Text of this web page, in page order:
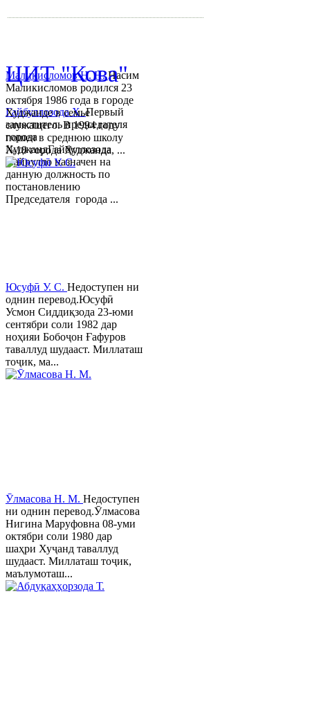
Гайбуллозода Х.Первый
заместитель председателя
города
ХуджандГайбуллозода
Хайрулло назначен на
данную должность по
постановлению
Председателя города ...
Маликисломов Н. Н.Насим
Маликисломов родился 23
октября 1986 года в городе
Худжанде в семье
служащего. В 1994 году
пошел в среднюю школу
№18 города Худжанда, ...
Юсуфӣ У. C. Недоступен ни
однин перевод.Юсуфӣ
Усмон Сиддиқзода 23-юми
сентябри соли 1982 дар
ноҳияи Бобоҷон Ғафуров
таваллуд шудааст. Миллаташ
тоҷик, ма...
Ӯлмасова Н. М. Недоступен
ни однин перевод.Ӯлмасова
Нигина Маруфовна 08-уми
октябри соли 1980 дар
шаҳри Хуҷанд таваллуд
шудааст. Миллаташ тоҷик,
маълумоташ...
ЦИТ "Кова"